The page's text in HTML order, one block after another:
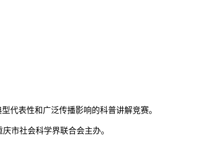
代表性和广泛传播影响的科普讲解竞赛。
市社会科学界联合会主办。